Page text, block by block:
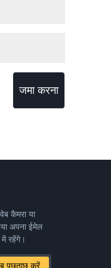
जमा करना
कैमरा या
अपना ईमेल
रहेंगे।